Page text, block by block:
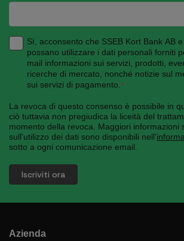
Sì, acconsento che SSEB Kort Bank AB
possano utilizzare i dati personali forniti
mail informazioni sui servizi, prodotti,
ricerche di mercato, nonché notizie sul
sui servizi di pagamento. *
La revoca di questo consenso è possibile in
ciò tuttavia non pregiudica la liceità del
momento della revoca. Maggiori informazioni
sull'utilizzo dei dati sono disponibili nell'
sotto a ogni comunicazione email.
Azienda